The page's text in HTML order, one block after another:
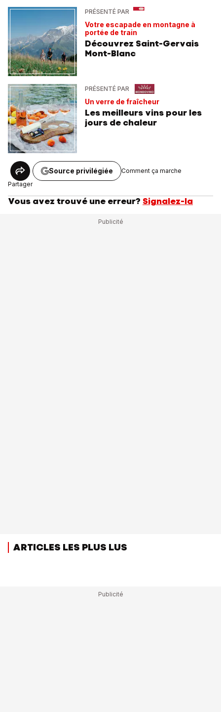
PRÉSENTÉ PAR
Votre escapade en montagne à
portée de train
Découvrez Saint-Gervais
Mont-Blanc
PRÉSENTÉ PAR
Un verre de fraîcheur
Les meilleurs vins pour les
jours de chaleur
Partager
Source privilégiée Comment ça marche
Vous avez trouvé une erreur? Signalez-la
ARTICLES LES PLUS LUS